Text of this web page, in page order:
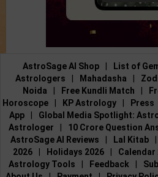
AstroSage AI Shop List of
Astrologers
Mahadasha
Noida
Free Kundli Match
Horoscope
KP Astrology Press
App
Global Media Spotlight:
Astrologer
10 Crore Question
AstroSage AI Reviews
Lal Kitab
2026
Holidays 2026 Calendar
Astrology Tools
Feedback